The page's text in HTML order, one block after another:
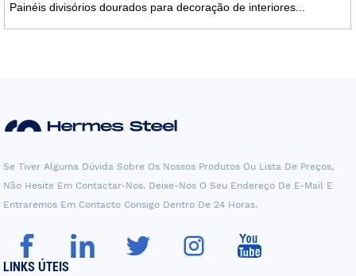
Painéis divisórios dourados para decoração de interiores...
Se Tiver Alguma Dúvida Sobre Os Nossos Produtos Ou Lista De Preços,
Não Hesite Em Contactar-Nos. Deixe-Nos O Seu Endereço De E-Mail E
Entraremos Em Contacto Consigo Dentro De 24 Horas.
LINKS ÚTEIS